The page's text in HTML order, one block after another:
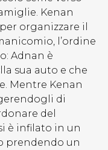
Kenan
organizzare il
l’ordine
Adnan è
sua auto e che
Mentre Kenan
di
del
è infilato in un
prendendo un